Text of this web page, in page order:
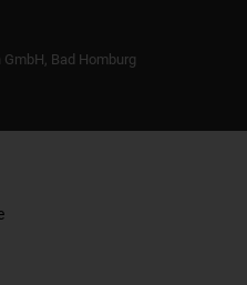
Bad Homburg